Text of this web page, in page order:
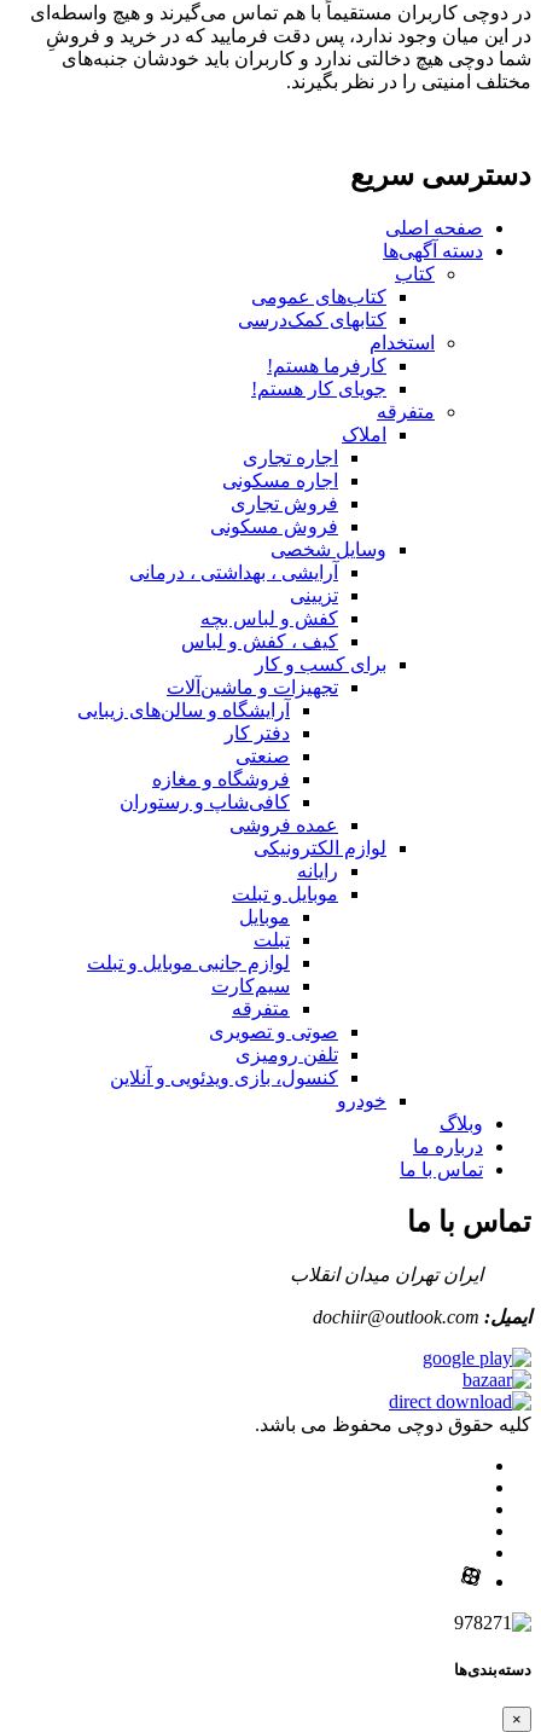
در دوچی کاربران مستقیماً با هم تماس می‌گیرند و هیچ واسطه‌ای
در این میان وجود ندارد، پس دقت فرمایید که در خرید و فروشِ
شما دوچی هیچ دخالتی ندارد و کاربران باید خودشان جنبه‌های
مختلف امنیتی را در نظر بگیرند.
دسترسی سریع
صفحه اصلی
دسته آگهی‌ها
کتاب
کتاب‌های عمومی
کتابهای کمک‌درسی
استخدام
کارفرما هستم!
جویای کار هستم!
متفرقه
املاک
اجاره تجاری
اجاره مسکونی
فروش تجاری
فروش مسکونی
وسایل شخصی
آرایشی ، بهداشتی ، درمانی
تزیینی
کفش و لباس بچه
کیف ، کفش و لباس
برای کسب و کار
تجهیزات و ماشین‌آلات
آرایشگاه و سالن‌های زیبایی
دفتر کار
صنعتی
فروشگاه و مغازه
کافی‌شاپ و رستوران
عمده فروشی
لوازم الکترونیکی
رایانه
موبایل و تبلت
موبایل
تبلت
لوازم جانبی موبایل و تبلت
سیم‌کارت
متفرقه
صوتی و تصویری
تلفن رومیزی
کنسول، بازی‌ ویدئویی و آنلاین
خودرو
وبلاگ
درباره ما
تماس با ما
تماس با ما
ایران تهران میدان انقلاب
ایمیل: dochiir@outlook.com
کلیه حقوق دوچی محفوظ می باشد.
دسته‌بندی‌ها
×